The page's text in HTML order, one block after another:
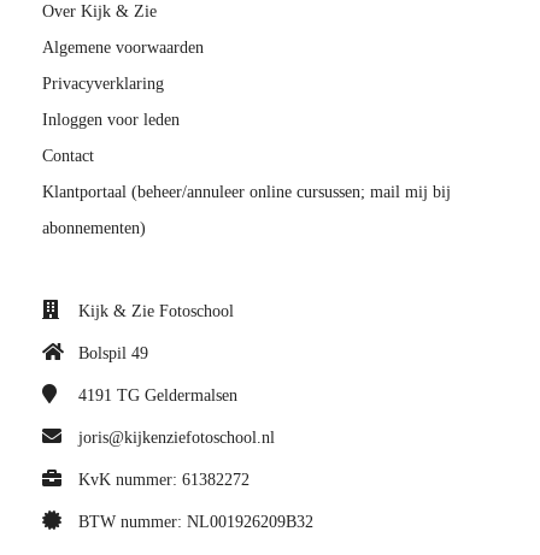
Over Kijk & Zie
Algemene voorwaarden
Privacyverklaring
Inloggen voor leden
Contact
Klantportaal (beheer/annuleer online cursussen; mail mij bij
abonnementen)
Kijk & Zie Fotoschool
Bolspil 49
4191 TG Geldermalsen
joris@kijkenziefotoschool.nl
KvK nummer: 61382272
BTW nummer: NL001926209B32